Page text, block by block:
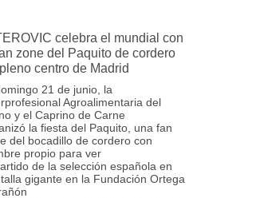
celebra el mundial con
zone del Paquito de cordero
centro de Madrid
21 de junio, la
Agroalimentaria del
y el Caprino de Carne
la fiesta del Paquito, una fan
del bocadillo de cordero con
propio para ver
de la selección española en
gigante en la Fundación Ortega